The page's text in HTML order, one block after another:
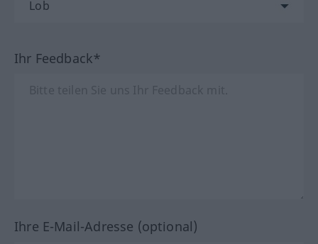
Ihr Feedback*
Ihre E-Mail-Adresse (optional)